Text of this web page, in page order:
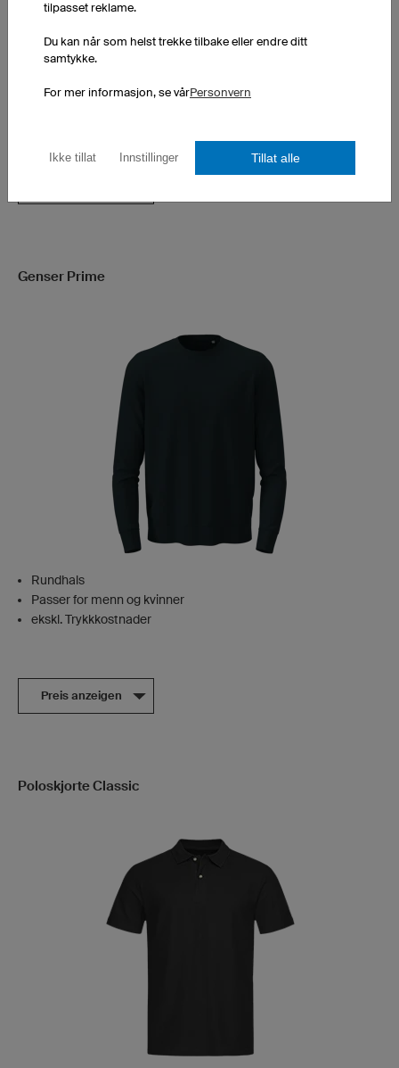
Passer for menn og kvinner
Genser Prime
Rundhals
Passer for menn og kvinner
ekskl. Trykkkostnader
Preis anzeigen
Poloskjorte Classic
tilpasset reklame.
Du kan når som helst trekke tilbake eller endre ditt
samtykke.
For mer informasjon, se vårPersonvern
Ikke tillat Innstillinger Tillat alle